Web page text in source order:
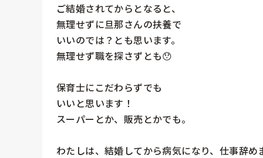
ご結婚されてからとなると、
無理せずに旦那さんの扶養で
いいのでは？とも思います。
無理せず職を探さずとも😯
保育士にこだわらずでも
いいと思います！
スーパーとか、販売とかでも。
わたしは、結婚してから病気になり、仕事辞め